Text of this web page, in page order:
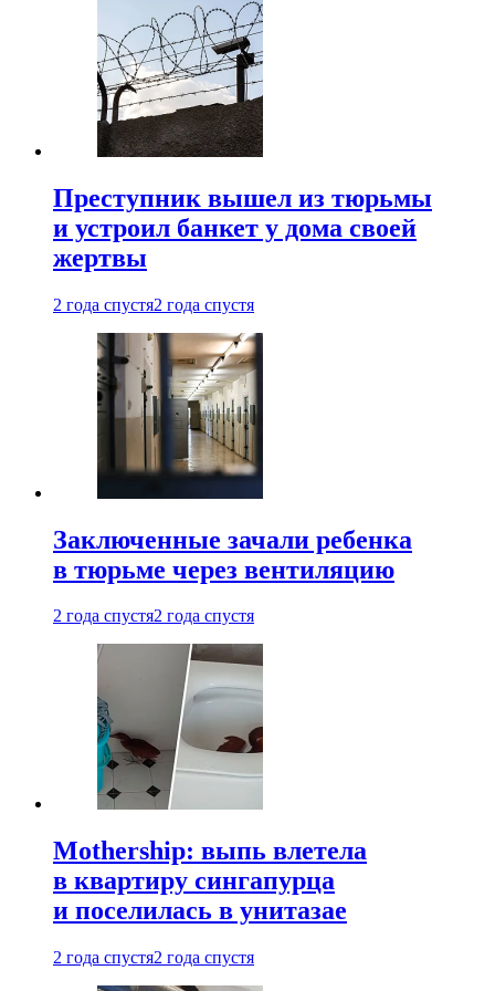
Преступник вышел из тюрьмы
и устроил банкет у дома своей
жертвы
2 года спустя2 года спустя
Заключенные зачали ребенка
в тюрьме через вентиляцию
2 года спустя2 года спустя
Mothership: выпь влетела
в квартиру сингапурца
и поселилась в унитазае
2 года спустя2 года спустя